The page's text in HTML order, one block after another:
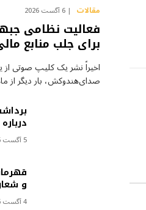
مقالات 6 آگست 2026
فعالیت نظامی
برای جلب منابع
اخیراً نشر یک کلیپ صوتی
صدای‌هندوکش، بار دیگر از
5 آگست 2026
و
4 آگست 2026